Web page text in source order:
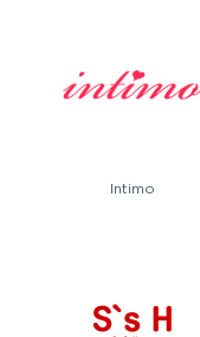
Intimo